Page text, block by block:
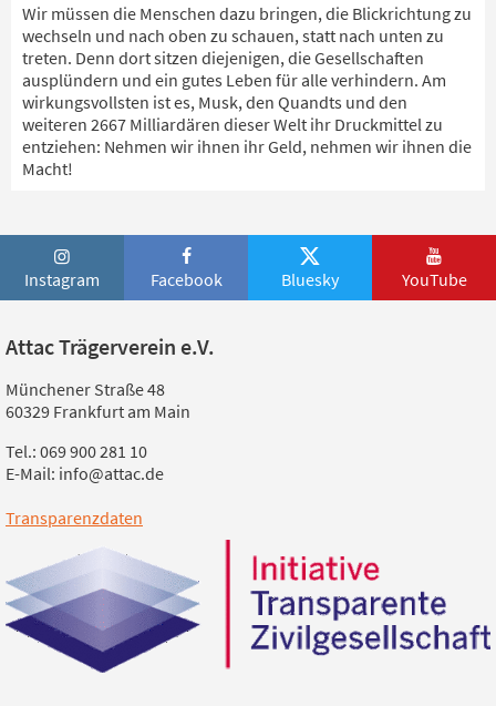
Wir müssen die Menschen dazu bringen, die Blickrichtung zu
wechseln und nach oben zu schauen, statt nach unten zu
treten. Denn dort sitzen diejenigen, die Gesellschaften
ausplündern und ein gutes Leben für alle verhindern. Am
wirkungsvollsten ist es, Musk, den Quandts und den
weiteren 2667 Milliardären dieser Welt ihr Druckmittel zu
entziehen: Nehmen wir ihnen ihr Geld, nehmen wir ihnen die
Macht!
Instagram Facebook Bluesky YouTube
Attac Trägerverein e.V.
Münchener Straße 48
60329 Frankfurt am Main
Tel.: 069 900 281 10
E-Mail: info@attac.de
Transparenzdaten